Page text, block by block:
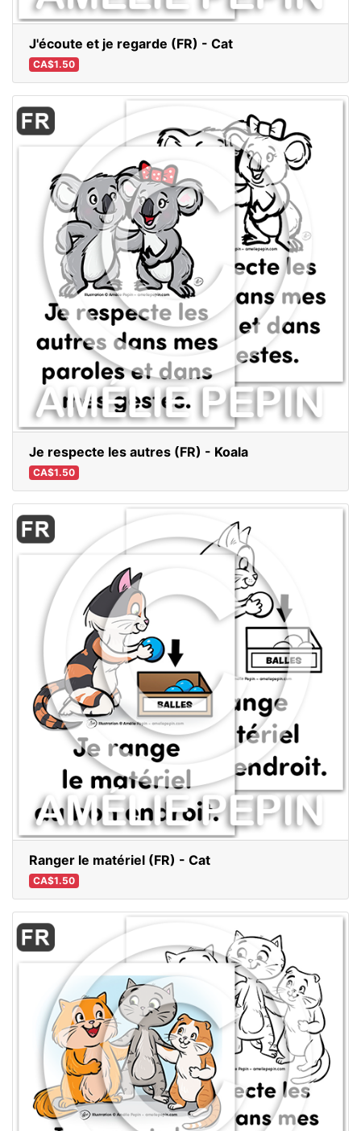
J'écoute et je regarde (FR) - Cat
CA$1.50
Je respecte les autres (FR) - Koala
CA$1.50
Ranger le matériel (FR) - Cat
CA$1.50